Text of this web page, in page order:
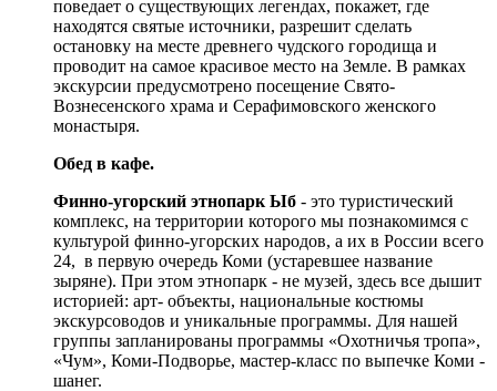
поведает о существующих легендах, покажет, где
находятся святые источники, разрешит сделать
остановку на месте древнего чудского городища и
проводит на самое красивое место на Земле. В рамках
экскурсии предусмотрено посещение Свято-
Вознесенского храма и Серафимовского женского
монастыря.
Обед в кафе.
Финно-угорский этнопарк Ыб - это туристический
комплекс, на территории которого мы познакомимся с
культурой финно-угорских народов, а их в России всего
24, в первую очередь Коми (устаревшее название
зыряне). При этом этнопарк - не музей, здесь все дышит
историей: арт- объекты, национальные костюмы
экскурсоводов и уникальные программы. Для нашей
группы запланированы программы «Охотничья тропа»,
«Чум», Коми-Подворье, мастер-класс по выпечке Коми -
шанег.